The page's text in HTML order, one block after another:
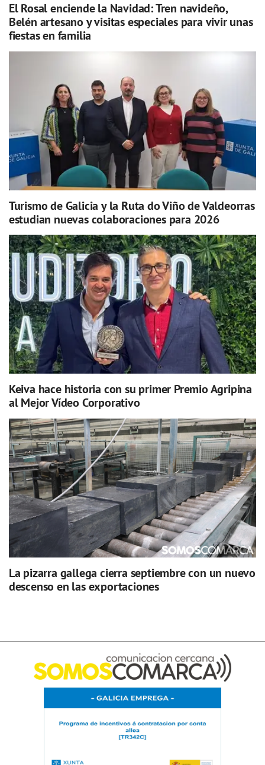
El Rosal enciende la Navidad: Tren navideño,
Belén artesano y visitas especiales para vivir unas
fiestas en familia
Turismo de Galicia y la Ruta do Viño de Valdeorras
estudian nuevas colaboraciones para 2026
Keiva hace historia con su primer Premio Agripina
al Mejor Vídeo Corporativo
La pizarra gallega cierra septiembre con un nuevo
descenso en las exportaciones